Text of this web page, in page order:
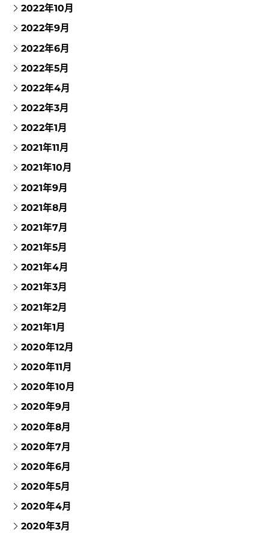
2022年10月
2022年9月
2022年6月
2022年5月
2022年4月
2022年3月
2022年1月
2021年11月
2021年10月
2021年9月
2021年8月
2021年7月
2021年5月
2021年4月
2021年3月
2021年2月
2021年1月
2020年12月
2020年11月
2020年10月
2020年9月
2020年8月
2020年7月
2020年6月
2020年5月
2020年4月
2020年3月